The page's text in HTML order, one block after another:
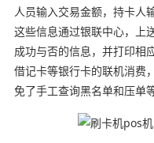
人员输入交易金额，持卡人
这些信息通过银联中心，上
成功与否的信息，并打印相
借记卡等银行卡的联机消费
免了手工查询黑名单和压单